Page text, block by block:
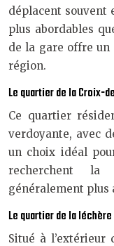
déplacent souvent
plus abordables
de la gare offre un
région.
Le quartier de la Croix-
Ce quartier
verdoyante, avec
un choix idéal
recherchent
généralement plus
Le quartier de la léchère
Situé à